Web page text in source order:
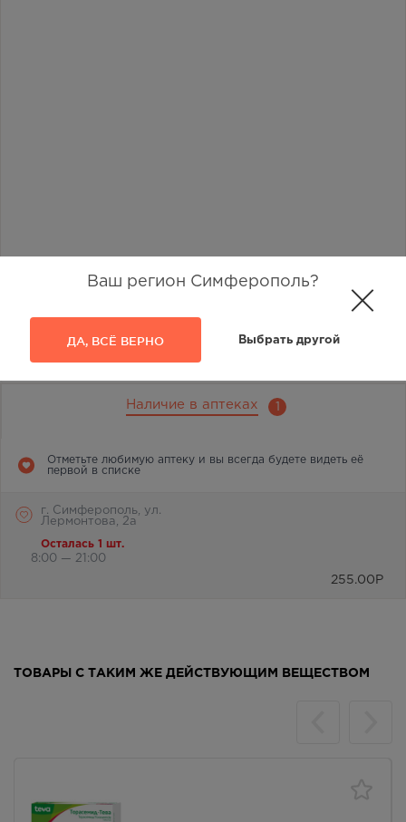
Ваш регион Симферополь?
ДА, ВСЁ ВЕРНО Выбрать другой
Наличие в аптеках 1
Отметьте любимую аптеку и вы всегда будете видеть её
первой в списке
г. Симферополь, ул.
Лермонтова, 2а
Осталась 1 шт.
8:00 — 21:00
255.00 Р
ТОВАРЫ С ТАКИМ ЖЕ ДЕЙСТВУЮЩИМ ВЕЩЕСТВОМ